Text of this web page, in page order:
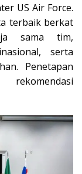
US Air Force.
terbaik berkat
sama tim,
serta
Penetapan